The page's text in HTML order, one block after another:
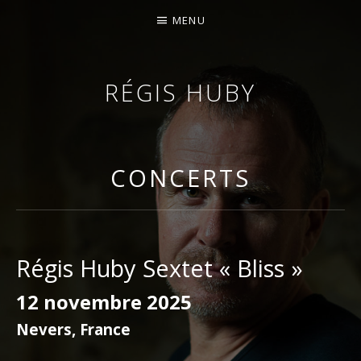
RÉGIS HUBY
VIOLONISTE – IMPROVISATEUR – COMPOSITEUR
MENU
CONCERTS
Régis Huby Sextet « Bliss »
12 novembre 2025
Nevers, France